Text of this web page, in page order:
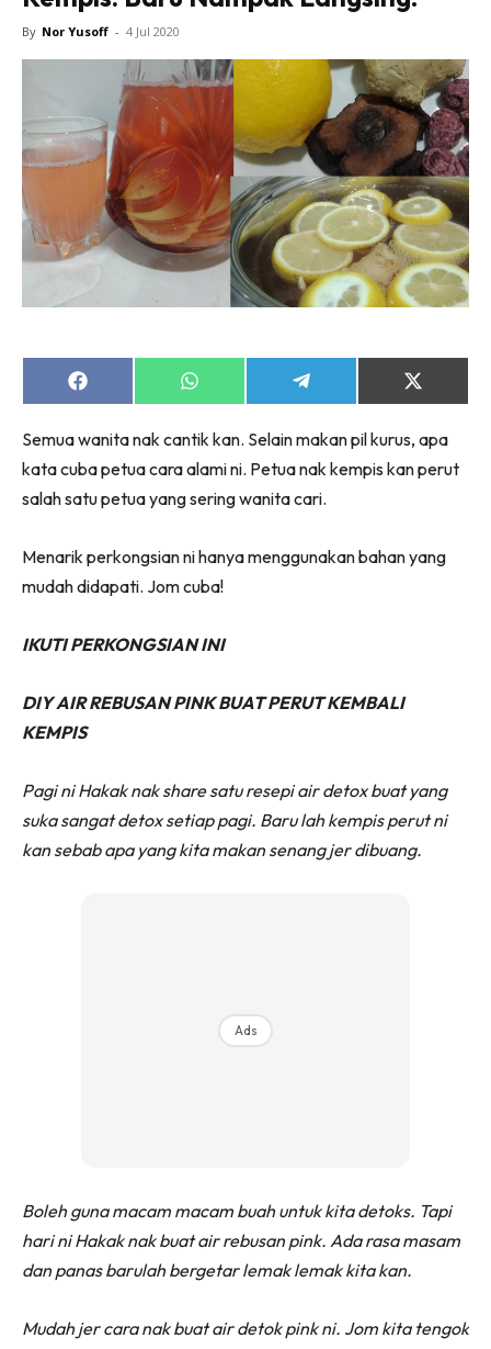
By Nor Yusoff - 4 Jul 2020
Share
on
Share
on
Share
on
Share
on
(Twitter)
Semua wanita nak cantik kan. Selain makan pil kurus, apa
kata cuba petua cara alami ni. Petua nak kempis kan perut
salah satu petua yang sering wanita cari.
Menarik perkongsian ni hanya menggunakan bahan yang
mudah didapati. Jom cuba!
IKUTI PERKONGSIAN INI
DIY AIR REBUSAN PINK BUAT PERUT KEMBALI
KEMPIS
Pagi ni Hakak nak share satu resepi air detox buat yang
suka sangat detox setiap pagi. Baru lah kempis perut ni
kan sebab apa yang kita makan senang jer dibuang.
Ads
Boleh guna macam macam buah untuk kita detoks. Tapi
hari ni Hakak nak buat air rebusan pink. Ada rasa masam
dan panas barulah bergetar lemak lemak kita kan.
Mudah jer cara nak buat air detok pink ni. Jom kita tengok